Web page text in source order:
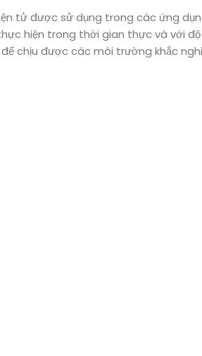
tử được sử dụng trong các ứng
hiện trong thời gian thực và với
chịu được các môi trường khắc